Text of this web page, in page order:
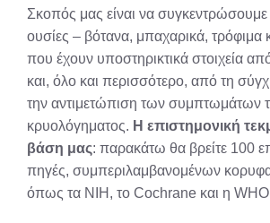
Σκοπός μας είναι να συγκεντρώσουμε
ουσίες – βότανα, μπαχαρικά, τρόφιμα
που έχουν υποστηρικτικά στοιχεία
και, όλο και περισσότερο, από τη
την αντιμετώπιση των συμπτωμάτων
κρυολόγηματος. Η επιστημονική
βάση μας: παρακάτω θα βρείτε 100
πηγές, συμπεριλαμβανομένων
όπως τα NIH, το Cochrane και η